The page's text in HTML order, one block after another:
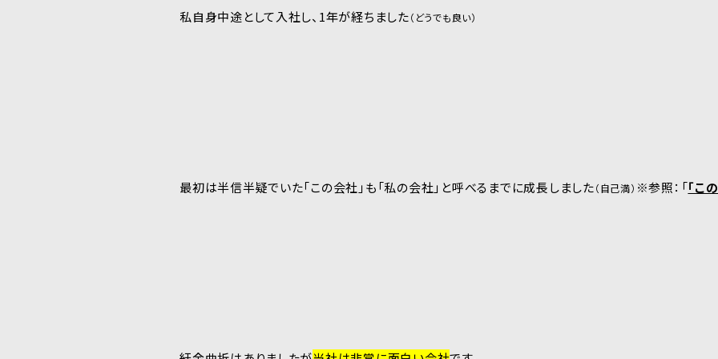
私自身中途として入社し、1年が経ちました（どうでも良い）
最初は半信半疑でいた「この会社」も「私の会社」と呼べるまでに成長しました（自己満） ※参照：「「こ